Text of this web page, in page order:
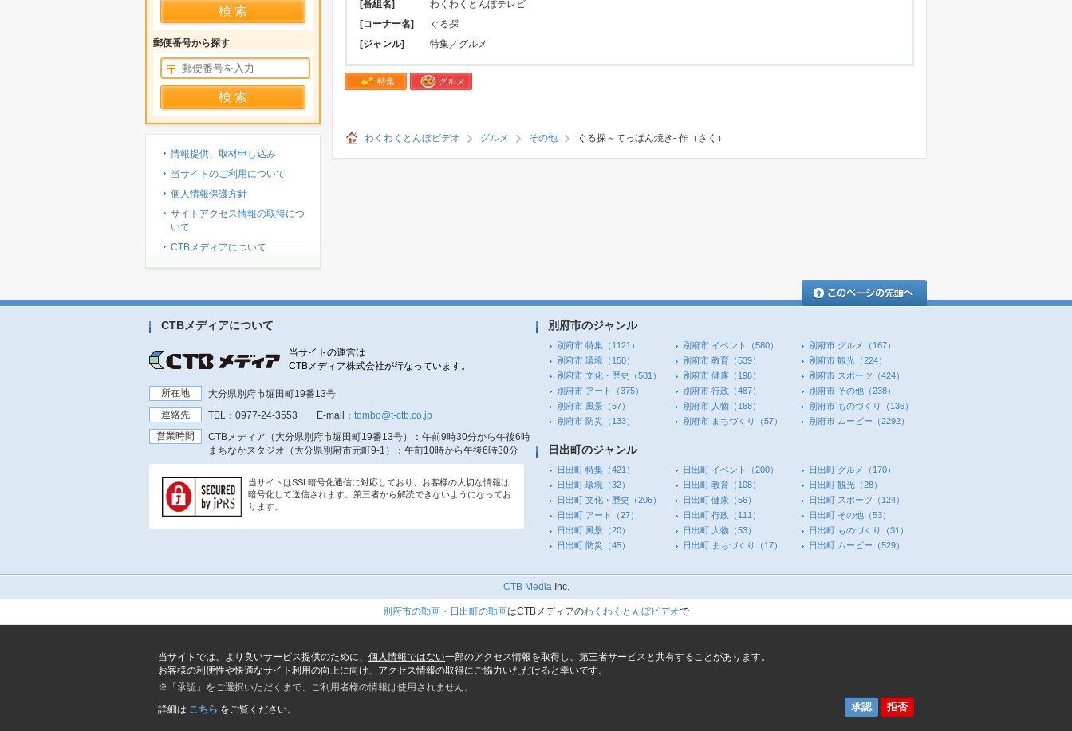
[番組名]
わくわくとんぼテレビ
[コーナー名]
ぐる探
[ジャンル]
特集／グルメ
特集 グルメ
わくわくとんぼビデオ グルメ その他 ぐる探～てっぱん焼き- 作（さく）
郵便番号から探す
情報提供、取材申し込み
当サイトのご利用について
個人情報保護方針
サイトアクセス情報の取得につ
いて
CTBメディアについて
CTBメディアについて
当サイトの運営は
CTBメディア株式会社が行なっています。
所在地
大分県別府市堀田町19番13号
連絡先
TEL： 0977-24-3553 E-mail： tombo@t-ctb.co.jp
営業時間
CTBメディア（大分県別府市堀田町19番13号）
：午前9時30分から午後6時
まちなかスタジオ（大分県別府市元町9-1）
：午前10時から午後6時30分
当サイトはSSL暗号化通信に対応しており、お客様の大切な情報は
暗号化して送信されます。第三者から解読できないようになってお
ります。
別府市のジャンル
別府市 特集 （1121） 別府市 イベント （580） 別府市 グルメ
（167）
別府市 環境 （150） 別府市 教育 （539） 別府市 観光 （224）
別府市 文化・歴史 （581） 別府市 健康 （198） 別府市 スポーツ （424）
別府市 アート
（375） 別府市 行政 （487） 別府市 その他 （238）
別府市 風景 （57） 別府市 人物 （168） 別府市 ものづくり
（136）
別府市 防災
（133） 別府市 まちづくり （57） 別府市 ムービー （2292）
日出町のジャンル
日出町 特集 （421） 日出町 イベント （200） 日出町 グルメ
（170）
日出町 環境 （32） 日出町 教育 （108） 日出町 観光 （28）
日出町 文化・歴史 （206） 日出町 健康 （56） 日出町 スポーツ （124）
日出町 アート
（27） 日出町 行政 （111） 日出町 その他 （53）
日出町 風景 （20） 日出町 人物 （53） 日出町 ものづくり
（31）
日出町 防災
（45） 日出町 まちづくり （17） 日出町 ムービー （529）
CTB MediaInc.
別府市の動画 ・ 日出町の動画はCTBメディアのわくわくとんぼビデオで
当サイトでは、より良いサービス提供のために、 個人情報ではない一部のアクセス情報を取得し、第三者サービスと共有することがあります。
お客様の利便性や快適なサイト利用の向上に向け、アクセス情報の取得にご協力いただけると幸いです。
※「承認」をご選択いただくまで、ご利用者様の情報は使用されません。
詳細は こちら をご覧ください。